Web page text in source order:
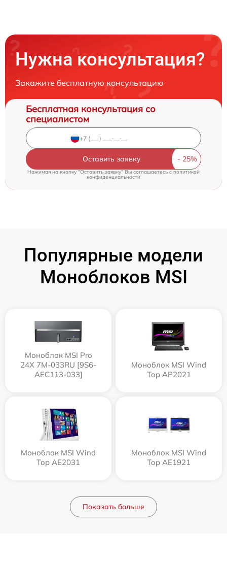
Нужна консультация?
Закажите бесплатную консультацию
Бесплатная консультация со
специалистом
Оставить заявку
Нажимая на кнопку "Оставить заявку" Вы соглашаетесь c политикой
конфиденциальности
Популярные модели
Моноблоков MSI
Моноблок MSI Pro
24X 7M-033RU [9S6-
AEC113-033]
Моноблок MSI Wind
Top AP2021
Моноблок MSI Wind
Top AE2031
Моноблок MSI Wind
Top AE1921
Показать больше